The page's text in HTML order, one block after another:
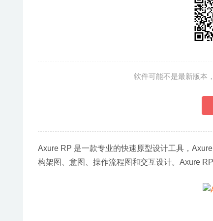
软件可能不是最新版本
Axure RP 是一款专业的快速原型设计工具，
构架图、意图、操作流程图和交互设计。Axure